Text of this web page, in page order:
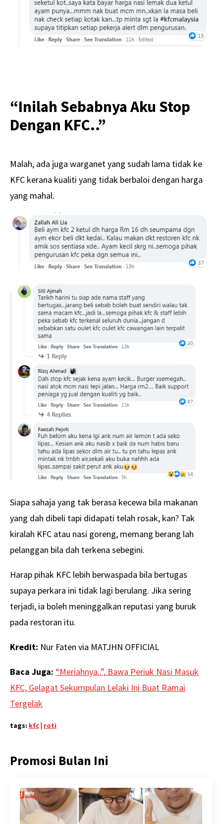
“Inilah Sebabnya Aku Stop
Dengan KFC..”
Malah, ada juga warganet yang sudah lama tidak ke
KFC kerana kualiti yang tidak berbaloi dengan harga
yang mahal.
Siapa sahaja yang tak berasa kecewa bila makanan
yang dah dibeli tapi didapati telah rosak, kan? Tak
kiralah KFC atau nasi goreng, memang berang lah
pelanggan bila dah terkena sebegini.
Harap pihak KFC lebih berwaspada bila bertugas
supaya perkara ini tidak lagi berulang. Jika sering
terjadi, ia boleh meninggalkan reputasi yang buruk
pada restoran itu.
Kredit: Nur Faten via MATJHN OFFICIAL
Baca Juga: “Meriahnya..”, Bawa Periuk Nasi Masuk
KFC, Gelagat Sekumpulan Lelaki Ini Buat Ramai
Tergelak
tags: kfc| roti
Promosi Bulan Ini